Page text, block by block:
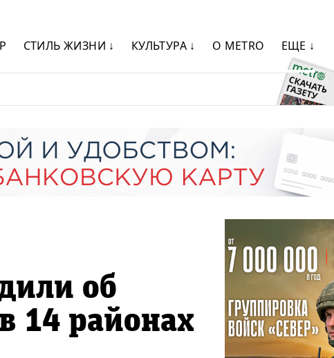
СТИЛЬ ЖИЗНИ ↓ КУЛЬТУРА ↓ О METRO ЕЩЕ ↓
об
14 районах